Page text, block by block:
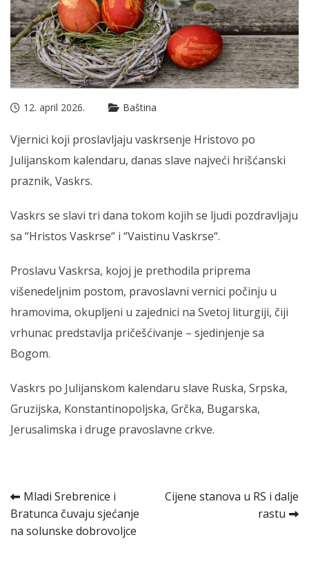
12. april 2026. Baština
Vjernici koji proslavljaju vaskrsenje Hristovo po
Julijanskom kalendaru, danas slave najveći hrišćanski
praznik, Vaskrs.
Vaskrs se slavi tri dana tokom kojih se ljudi pozdravljaju
sa “Hristos Vaskrse“ i “Vaistinu Vaskrse“.
Proslavu Vaskrsa, kojoj je prethodila priprema
višenedeljnim postom, pravoslavni vernici počinju u
hramovima, okupljeni u zajednici na Svetoj liturgiji, čiji
vrhunac predstavlja pričešćivanje – sjedinjenje sa
Bogom.
Vaskrs po Julijanskom kalendaru slave Ruska, Srpska,
Gruzijska, Konstantinopoljska, Grčka, Bugarska,
Jerusalimska i druge pravoslavne crkve.
Kretanje
članka
Mladi Srebrenice i
Bratunca čuvaju sjećanje
na solunske dobrovoljce
Cijene stanova u RS i dalje
rastu